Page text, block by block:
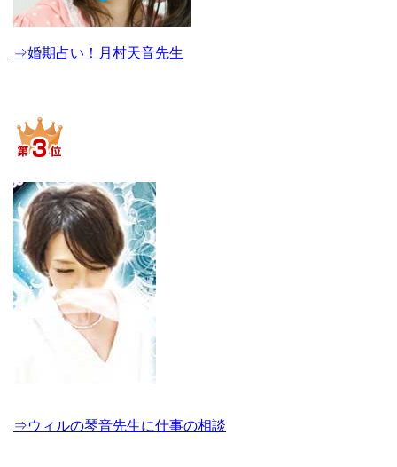
⇒婚期占い！月村天音先生
⇒ウィルの琴音先生に仕事の相談